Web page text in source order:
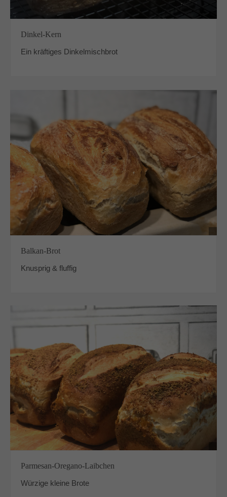
Dinkel-Kern
Ein kräftiges Dinkelmischbrot
Balkan-Brot
Knusprig & fluffig
Parmesan-Oregano-Laibchen
Würzige kleine Brote